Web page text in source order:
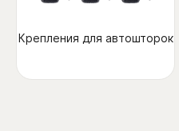
Крепления для автошторок